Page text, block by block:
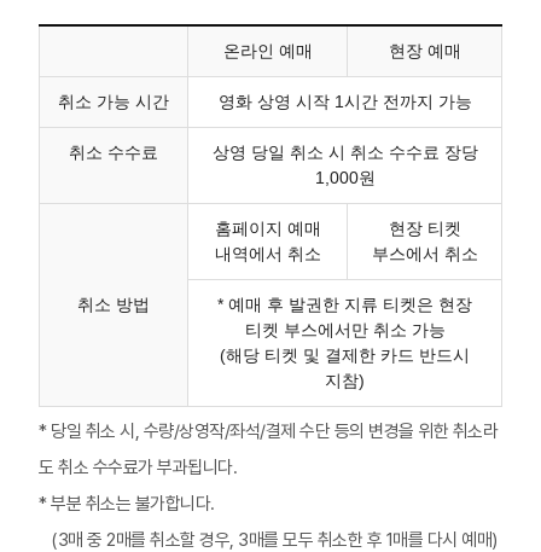
온라인 예매 현장 예매
취소 가능 시간 영화 상영 시작 1시간 전까지 가능
취소 수수료
상영 당일 취소 시 취소 수수료 장당
1,000원
취소 방법
홈페이지 예매
내역에서 취소
현장 티켓
부스에서 취소
* 예매 후 발권한 지류 티켓은 현장
티켓 부스에서만 취소 가능
(해당 티켓 및 결제한 카드 반드시
지참)
* 당일 취소 시, 수량/상영작/좌석/결제 수단 등의 변경을 위한 취소라
도 취소 수수료가 부과됩니다.
* 부분 취소는 불가합니다.
(3매 중 2매를 취소할 경우, 3매를 모두 취소한 후 1매를 다시 예매)